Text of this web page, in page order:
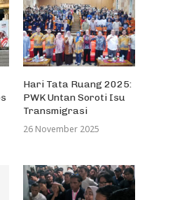
Pentingnya Kenali BEM dan
Hari Tata Ruang 2025:
PWK Untan Soroti Isu
Transmigrasi
26 November 2025